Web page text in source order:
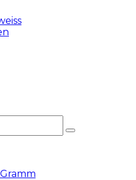
Gramm